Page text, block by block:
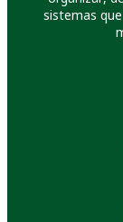
sistemas